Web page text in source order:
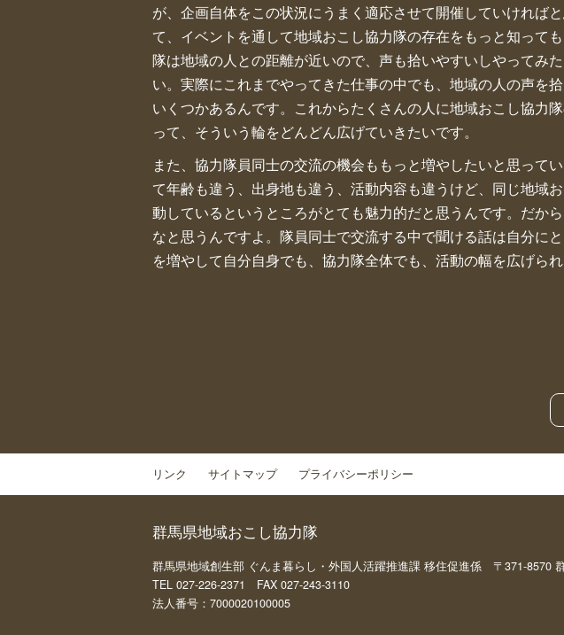
が、企画自体をこの状況にうまく適応させて開催していければ
て、イベントを通して地域おこし協力隊の存在をもっと知って
隊は地域の人との距離が近いので、声も拾いやすいしやってみ
い。実際にこれまでやってきた仕事の中でも、地域の人の声を
いくつかあるんです。これからたくさんの人に地域おこし協力
って、そういう輪をどんどん広げていきたいです。
また、協力隊員同士の交流の機会ももっと増やしたいと思って
て年齢も違う、出身地も違う、活動内容も違うけど、同じ地域
動しているというところがとても魅力的だと思うんです。だか
なと思うんですよ。隊員同士で交流する中で聞ける話は自分に
を増やして自分自身でも、協力隊全体でも、活動の幅を広げら
リンク サイトマップ プライバシーポリシー
群馬県地域おこし協力隊
群馬県地域創生部 ぐんま暮らし・外国人活躍推進課 移住促進係 〒371-8570
TEL 027-226-2371 FAX 027-243-3110
法人番号：7000020100005